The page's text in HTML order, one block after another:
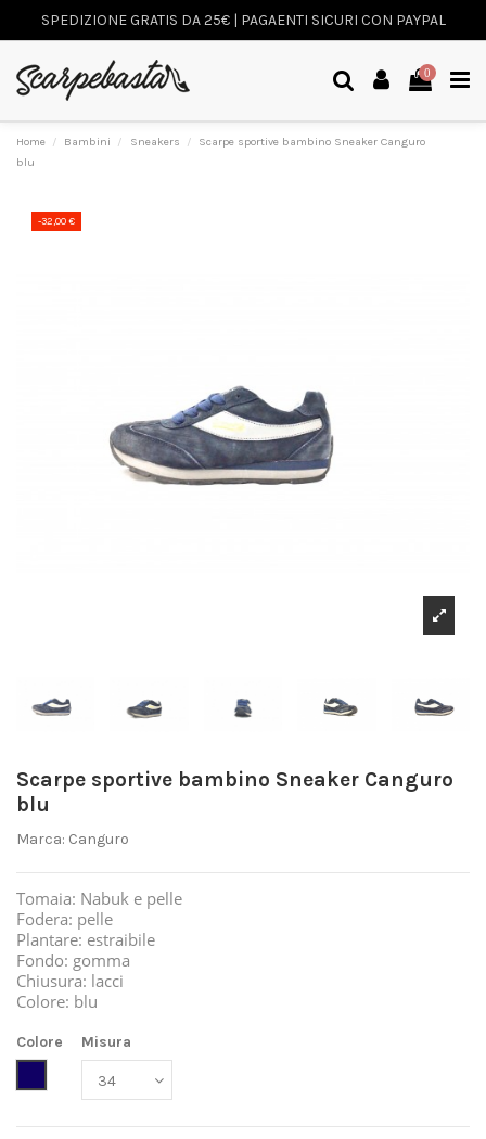
SPEDIZIONE GRATIS DA 25€ | PAGAENTI SICURI CON PAYPAL
0
Home Bambini Sneakers
Scarpe sportive bambino Sneaker Canguro
blu
-32,00 €
Scarpe sportive bambino Sneaker Canguro
blu
Marca: Canguro
Tomaia: Nabuk e pelle
Fodera: pelle
Plantare: estraibile
Fondo: gomma
Chiusura: lacci
Colore: blu
Colore
Misura